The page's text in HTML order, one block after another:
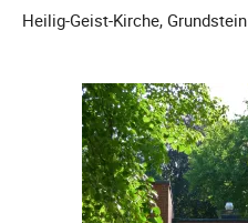
Heilig-Geist-Kirche, Grundstein